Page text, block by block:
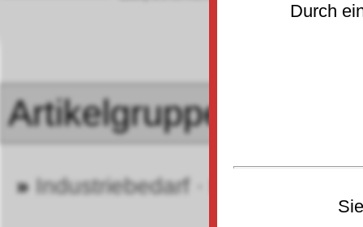
» Industriebedarf · Betrieb
Durch